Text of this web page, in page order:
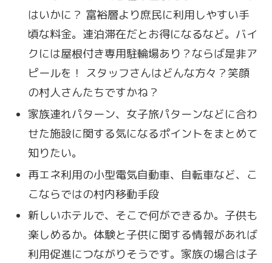
はいかに？ 富裕層より庶民に利用しやすい手
頃な料金。連泊滞在だとお得になるなど。バイ
クには屋根付き専用駐輪場あり？ならば是非ア
ピールを！ スタッフさんはどんな方々？笑顔
の村人さんたちですかね？
家族連れパターン、女子旅パターンなどに合わ
せた施設に関する気になるポイントをまとめて
知りたい。
再エネ利用の小型電気自動車、自転車など、こ
こならではの村内移動手段
新しいホテルで、そこで何ができるか。子供も
楽しめるか。体験と子供に関する情報があれば
利用促進につながりそうです。家族の場合は子